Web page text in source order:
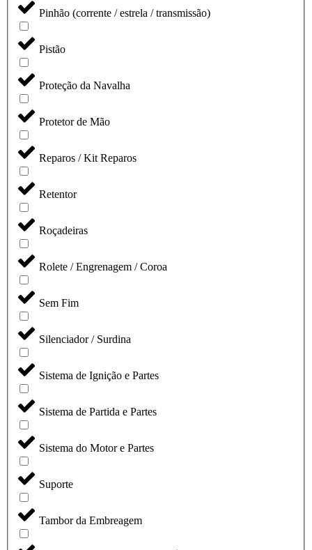
Pinhão (corrente / estrela / transmissão)
Pistão
Proteção da Navalha
Protetor de Mão
Reparos / Kit Reparos
Retentor
Roçadeiras
Rolete / Engrenagem / Coroa
Sem Fim
Silenciador / Surdina
Sistema de Ignição e Partes
Sistema de Partida e Partes
Sistema do Motor e Partes
Suporte
Tambor da Embreagem